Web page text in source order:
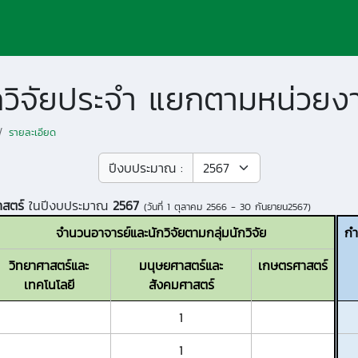
จัยประจำ แยกตามหน่วยง
รายละเอียด
ปีงบประมาณ :
ตร์ในปีงบประมาณ 2567 (วันที่ 1 ตุลาคม 2566 - 30 กันยายน2567)
จำนวนอาจารย์และนักวิจัยตามกลุ่มนักวิจัย
ก
วิทยาศาสตร์และ
เทคโนโลยี
มนุษยศาสตร์และ
สังคมศาสตร์
เกษตรศาสตร์
1
1